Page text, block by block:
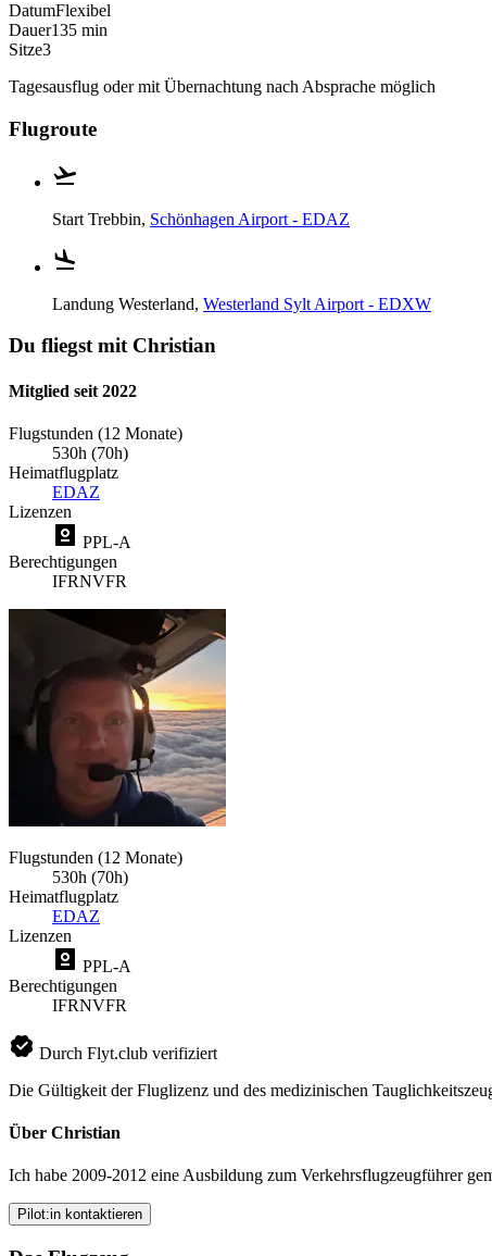
DatumFlexibel
Dauer135 min
Sitze3
Tagesausflug oder mit Übernachtung nach Absprache möglich
Flugroute
Start Trebbin, Schönhagen Airport - EDAZ
Landung Westerland, Westerland Sylt Airport - EDXW
Du fliegst mit Christian
Mitglied seit 2022
Flugstunden (12 Monate)
530h (70h)
Heimatflugplatz
EDAZ
Lizenzen
PPL-A
Berechtigungen
IFRNVFR
Flugstunden (12 Monate)
530h (70h)
Heimatflugplatz
EDAZ
Lizenzen
PPL-A
Berechtigungen
IFRNVFR
Durch Flyt.club verifiziert
Die Gültigkeit der Fluglizenz und des medizinischen
Über Christian
Ich habe 2009-2012 eine Ausbildung zum Verkehrsflugzeugführer
Pilot:in kontaktieren